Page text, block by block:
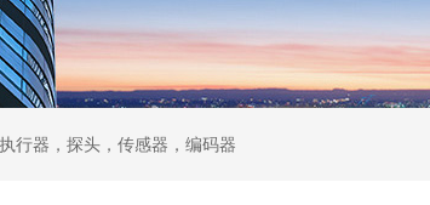
行器，探头，传感器，编码器